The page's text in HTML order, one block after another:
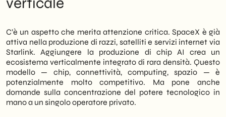
C’è un aspetto che merita attenzione critica. SpaceX è già
attiva nella produzione di razzi, satelliti e servizi internet via
Starlink. Aggiungere la produzione di chip AI crea un
ecosistema verticalmente integrato di rara densità. Questo
modello — chip, connettività, computing, spazio — è
potenzialmente molto competitivo. Ma pone anche
domande sulla concentrazione del potere tecnologico in
mano a un singolo operatore privato.